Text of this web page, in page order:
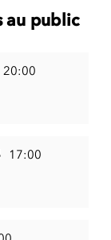
au public
20:00
17:00